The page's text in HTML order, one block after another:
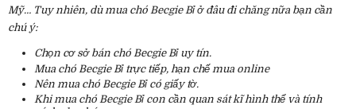
Mỹ… Tuy nhiên, dù mua chó Becgie Bỉ ở đâu đi chăng nữa bạn cần
chú ý:
Chọn cơ sở bán chó Becgie Bỉ uy tín.
Mua chó Becgie Bỉ trực tiếp, hạn chế mua online
Nên mua chó Becgie Bỉ có giấy tờ.
Khi mua chó Becgie Bỉ con cần quan sát kĩ hình thể và tính